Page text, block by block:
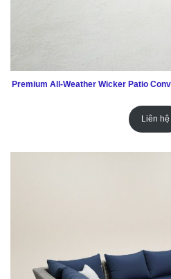
Premium All-Weather Wicker Patio
Liên hệ